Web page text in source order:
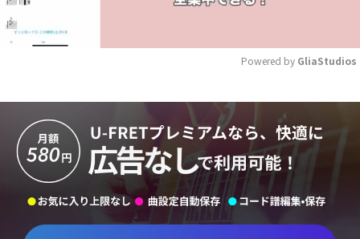
Powered by GliaStudios